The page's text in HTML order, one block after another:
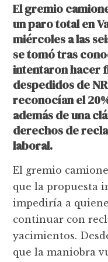
El gremio
un paro total en
miércoles a las
se tomó tras
intentaron hacer
despedidos de
reconocían el
además de una
derechos de
laboral.
El gremio
que la propuesta
impediría a
continuar con
yacimientos.
que la maniobra